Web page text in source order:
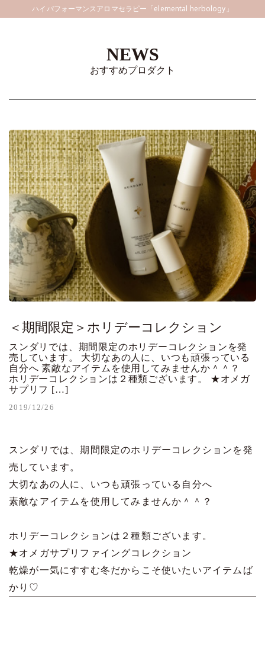
ハイパフォーマンスアロマセラピー「elemental herbology」
NEWS
おすすめプロダクト
＜期間限定＞ホリデーコレクション
スンダリでは、期間限定のホリデーコレクションを発
売しています。 大切なあの人に、いつも頑張っている
自分へ 素敵なアイテムを使用してみませんか＾＾？
ホリデーコレクションは２種類ございます。 ★オメガ
サプリフ […]
2019/12/26
スンダリでは、期間限定のホリデーコレクションを発
売しています。
大切なあの人に、いつも頑張っている自分へ
素敵なアイテムを使用してみませんか＾＾？
ホリデーコレクションは２種類ございます。
★オメガサプリファイングコレクション
乾燥が一気にすすむ冬だからこそ使いたいアイテムば
かり♡